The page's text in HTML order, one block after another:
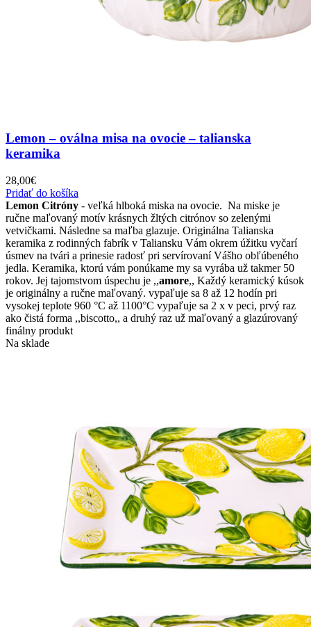
Lemon – oválna misa na ovocie – talianska
keramika
28,00€
Pridať do košíka
Lemon Citróny - veľká hlboká miska na ovocie. Na miske je
ručne maľovaný motív krásnych žltých citrónov so zelenými
vetvičkami. Následne sa maľba glazuje. Originálna Talianska
keramika z rodinných fabrík v Taliansku Vám okrem úžitku vyčarí
úsmev na tvári a prinesie radosť pri servírovaní Vášho obľúbeného
jedla. Keramika, ktorú vám ponúkame my sa vyrába už takmer 50
rokov. Jej tajomstvom úspechu je ,,amore,, Každý keramický kúsok
je originálny a ručne maľovaný. vypaľuje sa 8 až 12 hodín pri
vysokej teplote 960 °C až 1100°C vypaľuje sa 2 x v peci, prvý raz
ako čistá forma ,,biscotto,, a druhý raz už maľovaný a glazúrovaný
finálny produkt
Na sklade